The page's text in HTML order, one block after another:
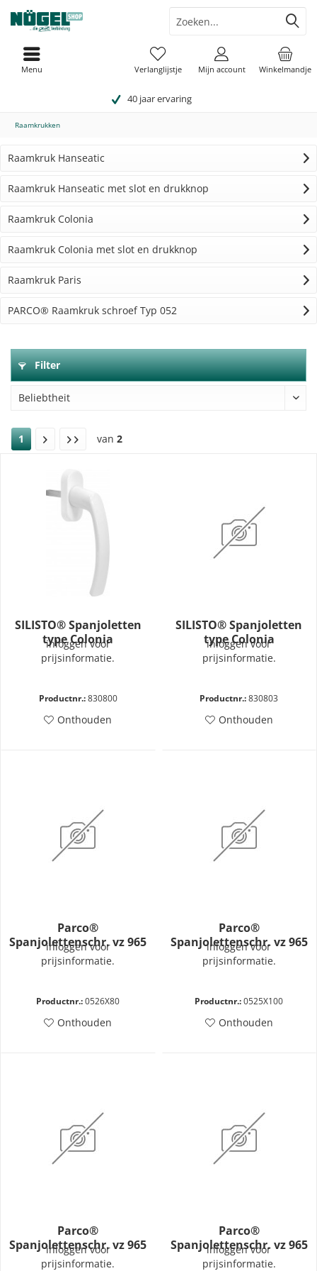
40 jaar ervaring
Winkelmandje
Verlanglijstje Mijn account
Menu
Raamkrukken
Raamkruk Hanseatic
Raamkruk Hanseatic met slot en drukknop
Raamkruk Colonia
Raamkruk Colonia met slot en drukknop
Raamkruk Paris
PARCO® Raamkruk schroef Typ 052
Filter
1 van 2
SILISTO® Spanjoletten
type Colonia
inloggen voor
prijsinformatie.
Productnr.:830800
Onthouden
SILISTO® Spanjoletten
type Colonia
inloggen voor
prijsinformatie.
Productnr.:830803
Onthouden
Parco®
Spanjolettenschr. vz 965
M6x80-H
inloggen voor
prijsinformatie.
Productnr.:0526X80
Onthouden
Parco®
Spanjolettenschr. vz 965
M5x100H
inloggen voor
prijsinformatie.
Productnr.:0525X100
Onthouden
Parco®
Spanjolettenschr. vz 965
M6x100H
inloggen voor
prijsinformatie.
Parco®
Spanjolettenschr. vz 965
M5x90-H
inloggen voor
prijsinformatie.